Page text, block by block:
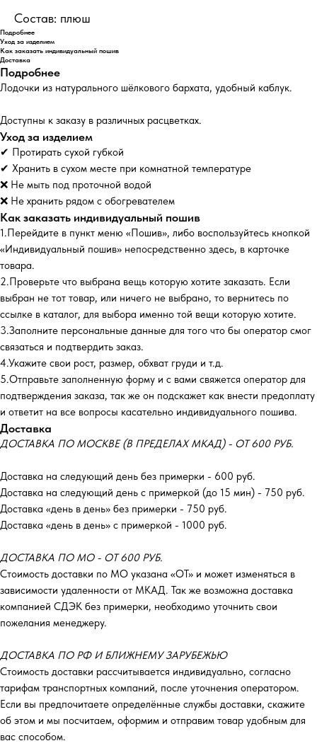
Состав: плюш
Подробнее
Уход за изделием
Как заказать индивидуальный пошив
Доставка
Подробнее
Лодочки из натурального шёлкового бархата, удобный каблук.
Доступны к заказу в различных расцветках.
Уход за изделием
✔ Протирать сухой губкой
✔ Хранить в сухом месте при комнатной температуре
❌ Не мыть под проточной водой
❌ Не хранить рядом с обогревателем
Как заказать индивидуальный пошив
1.Перейдите в пункт меню «Пошив», либо воспользуйтесь кнопкой
«Индивидуальный пошив» непосредственно здесь, в карточке
товара.
2.Проверьте что выбрана вещь которую хотите заказать. Если
выбран не тот товар, или ничего не выбрано, то вернитесь по
ссылке в каталог, для выбора именно той вещи которую хотите.
3.Заполните персональные данные для того что бы оператор смог
связаться и подтвердить заказ.
4.Укажите свои рост, размер, обхват груди и т.д.
5.Отправьте заполненную форму и с вами свяжется оператор для
подтверждения заказа, так же он подскажет как внести предоплату
и ответит на все вопросы касательно индивидуального пошива.
Доставка
ДОСТАВКА ПО МОСКВЕ (В ПРЕДЕЛАХ МКАД) - ОТ 600 РУБ.
Доставка на следующий день без примерки - 600 руб.
Доставка на следующий день с примеркой (до 15 мин) - 750 руб.
Доставка «день в день» без примерки - 750 руб.
Доставка «день в день» с примеркой - 1000 руб.
ДОСТАВКА ПО МО - ОТ 600 РУБ.
Стоимость доставки по МО указана «ОТ»‎ и может изменяться в
зависимости удаленности от МКАД. Так же возможна доставка
компанией СДЭК без примерки, необходимо уточнить свои
пожелания менеджеру.
ДОСТАВКА ПО РФ И БЛИЖНЕМУ ЗАРУБЕЖЬЮ
Стоимость доставки рассчитывается индивидуально, согласно
тарифам транспортных компаний, после уточнения оператором.
Если вы предпочитаете определённые службы доставки, скажите
об этом и мы посчитаем, оформим и отправим товар удобным для
вас способом.